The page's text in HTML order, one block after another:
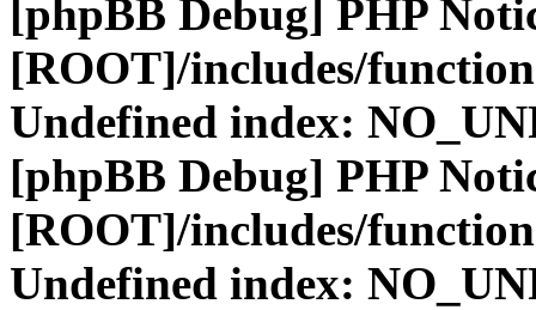
[phpBB Debug] PHP
[ROOT]/includes/
Undefined index:
[phpBB Debug] PHP
[ROOT]/includes/
Undefined index: